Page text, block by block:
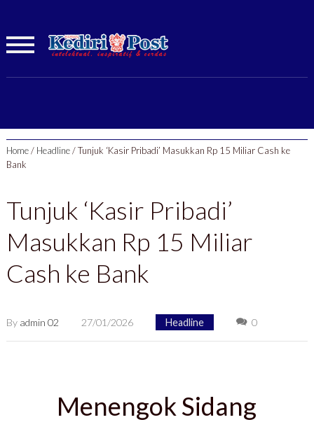
Home/ Headline/Tunjuk ‘Kasir Pribadi’ Masukkan Rp 15 Miliar Cash ke
Bank
Tunjuk ‘Kasir Pribadi’
Masukkan Rp 15 Miliar
Cash ke Bank
By admin 02 27/01/2026 Headline 0
Menengok Sidang